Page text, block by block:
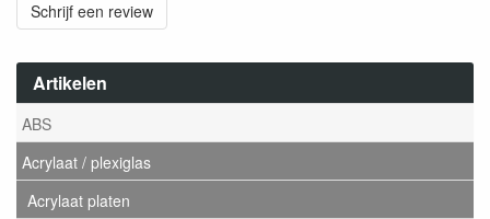
Artikelen
ABS
Acrylaat / plexiglas
Acrylaat platen
Schrijf een review